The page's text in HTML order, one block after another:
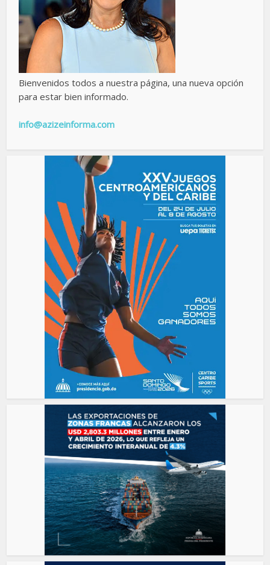
Bienvenidos todos a nuestra página, una nueva opción
para estar bien informado.
info@azizeinforma.com